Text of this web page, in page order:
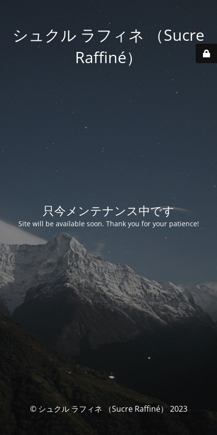
シュクル ラフィネ （Sucre
Raffiné）
只今メンテナンス中です
Site will be available soon. Thank you for your patience!
© シュクル ラフィネ （Sucre Raffiné） 2023